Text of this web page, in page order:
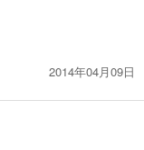
カート
2014年04月09日